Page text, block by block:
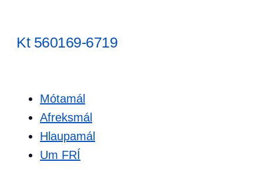
Kt 560169-6719
Mótamál
Afreksmál
Hlaupamál
Um FRÍ